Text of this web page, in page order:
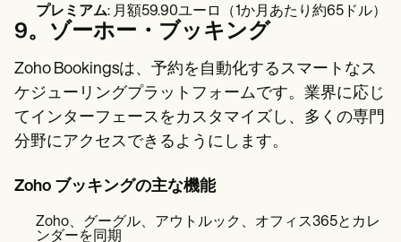
プレミアム: 月額59.90ユーロ（1か月あたり約65ドル）
9。ゾーホー・ブッキング
Zoho Bookingsは、予約を自動化するスマートなス
ケジューリングプラットフォームです。業界に応じ
てインターフェースをカスタマイズし、多くの専門
分野にアクセスできるようにします。
Zoho ブッキングの主な機能
Zoho、グーグル、アウトルック、オフィス365とカレ
ンダーを同期